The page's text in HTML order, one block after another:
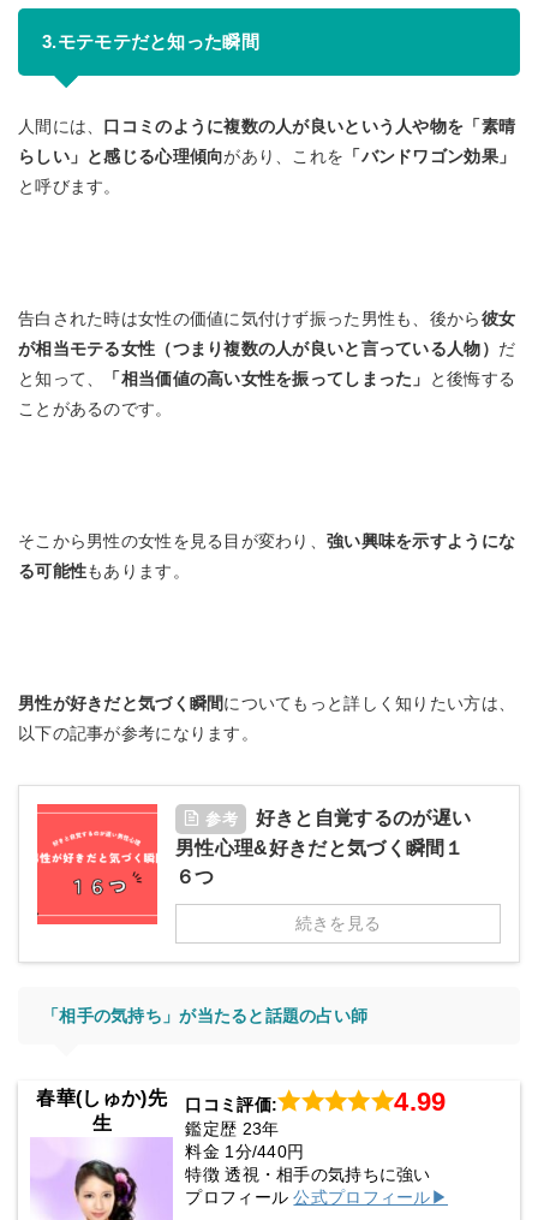
3.モテモテだと知った瞬間
人間には、 口コミのように複数の人が良いという人や物を「素晴
らしい」と感じる心理傾向があり、これを 「バンドワゴン効果」
と呼びます。
告白された時は女性の価値に気付けず振った男性も、後から彼女
が相当モテる女性（つまり複数の人が良いと言っている人物） だ
と知って、
「相当価値の高い女性を振ってしまった」
と後悔する
ことがあるのです。
そこから男性の女性を見る目が変わり、強い興味を示すようにな
る可能性もあります。
男性が好きだと気づく瞬間についてもっと詳しく知りたい方は、
以下の記事が参考になります。
参考
好きと自覚するのが遅い
男性心理&好きだと気づく瞬間１
６つ
続きを見る
「相手の気持ち」が当たると話題の占い師
春華(しゅか)先
生
口コミ評価: 4.99
鑑定歴 23年
料金 1分/440円
特徴 透視・相手の気持ちに強い
プロフィール公式プロフィール▶